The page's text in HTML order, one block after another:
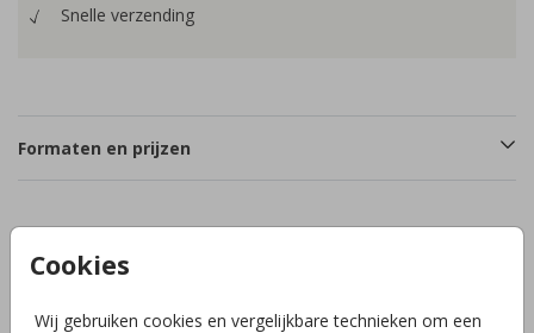
Cookies
Wij gebruiken cookies en vergelijkbare technieken om een
Snelle verzending
Formaten en prijzen
Omschrijving